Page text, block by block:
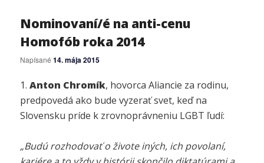
Nominovaní/é na anti-cenu
Homofób roka 2014
Napísané14. mája 2015
1.Anton Chromík, hovorca Aliancie za rodinu,
predpovedá ako bude vyzerať svet, keď na
Slovensku príde k zrovnoprávneniu LGBT ľudí:
„Budú rozhodovať o živote iných, ich povolaní,